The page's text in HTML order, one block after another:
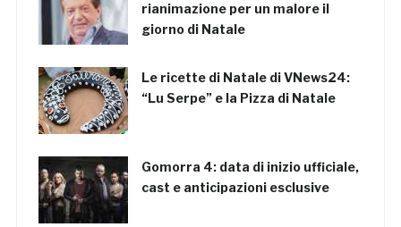
rianimazione per un malore il
giorno di Natale
Le ricette di Natale di VNews24:
“Lu Serpe” e la Pizza di Natale
Gomorra 4: data di inizio ufficiale,
cast e anticipazioni esclusive